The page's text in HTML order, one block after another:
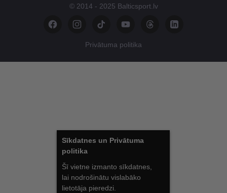
© 2014 - 2025 Balticsport.lv
Privātuma politika
Sīkdatnes un Privātuma
politika
Šī vietne izmanto sīkdatnes,
lai nodrošinātu vislabāko
lietotāja pieredzi.